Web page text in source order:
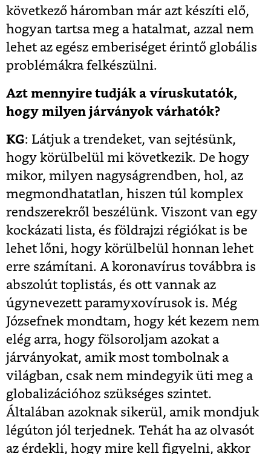
következő háromban már azt készíti elő,
hogyan tartsa meg a hatalmat, azzal nem
lehet az egész emberiséget érintő globális
problémákra felkészülni.
Azt mennyire tudják a víruskutatók,
hogy milyen járványok várhatók?
KG: Látjuk a trendeket, van sejtésünk,
hogy körülbelül mi következik. De hogy
mikor, milyen nagyságrendben, hol, az
megmondhatatlan, hiszen túl komplex
rendszerekről beszélünk. Viszont van egy
kockázati lista, és földrajzi régiókat is be
lehet lőni, hogy körülbelül honnan lehet
erre számítani. A koronavírus továbbra is
abszolút toplistás, és ott vannak az
úgynevezett paramyxovírusok is. Még
Józsefnek mondtam, hogy két kezem nem
elég arra, hogy fölsoroljam azokat a
járványokat, amik most tombolnak a
világban, csak nem mindegyik üti meg a
globalizációhoz szükséges szintet.
Általában azoknak sikerül, amik mondjuk
légúton jól terjednek. Tehát ha az olvasót
az érdekli, hogy mire kell figyelni, akkor